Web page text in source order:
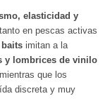
elasticidad y
en pescas activas
imitan a la
y lombrices de vinilo
que los
discreta y muy